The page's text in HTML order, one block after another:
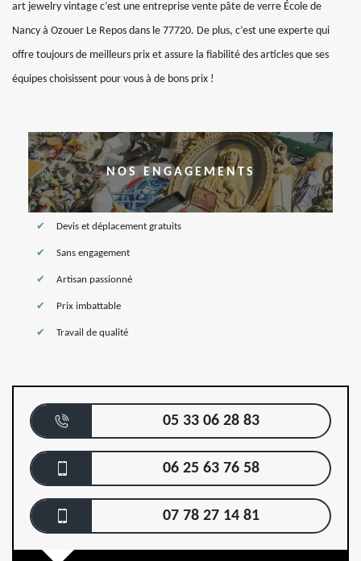
art jewelry vintage c’est une entreprise vente pâte de verre École de
Nancy à Ozouer Le Repos dans le 77720. De plus, c’est une experte qui
offre toujours de meilleurs prix et assure la fiabilité des articles que ses
équipes choisissent pour vous à de bons prix !
NOS ENGAGEMENTS
Devis et déplacement gratuits
Sans engagement
Artisan passionné
Prix imbattable
Travail de qualité
05 33 06 28 83
06 25 63 76 58
07 78 27 14 81